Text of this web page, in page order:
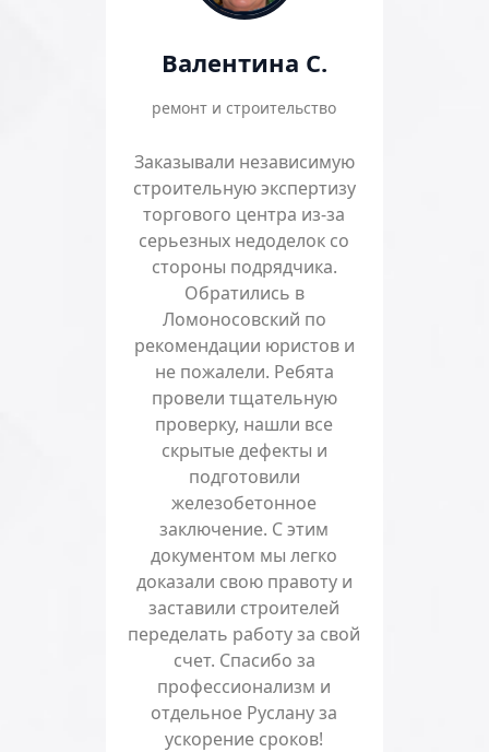
Валентина С.
ремонт и строительство
Заказывали независимую
строительную экспертизу
торгового центра из-за
серьезных недоделок со
стороны подрядчика.
Обратились в
Ломоносовский по
рекомендации юристов и
не пожалели. Ребята
провели тщательную
проверку, нашли все
скрытые дефекты и
подготовили
железобетонное
заключение. С этим
документом мы легко
доказали свою правоту и
заставили строителей
переделать работу за свой
счет. Спасибо за
профессионализм и
отдельное Руслану за
ускорение сроков!